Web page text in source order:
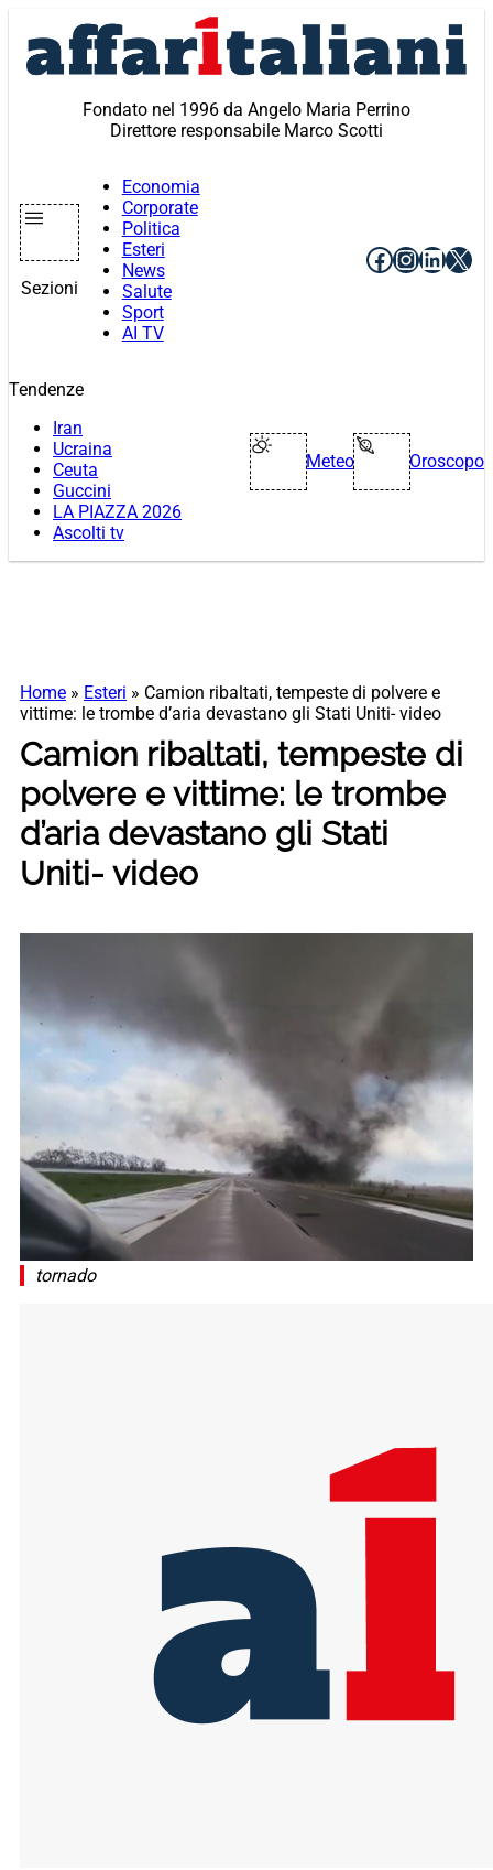
contenuto
Fondato nel 1996 da Angelo Maria Perrino
Direttore responsabile Marco Scotti
Sezioni
Economia
Corporate
Politica
Esteri
News
Salute
Sport
AI TV
Facebook
X
Tendenze
Iran
Ucraina
Ceuta
Guccini
LA PIAZZA 2026
Ascolti tv
Meteo Oroscopo
Home » Esteri » Camion ribaltati, tempeste di polvere e
vittime: le trombe d’aria devastano gli Stati Uniti- video
Camion ribaltati, tempeste di
polvere e vittime: le trombe
d’aria devastano gli Stati
Uniti- video
tornado